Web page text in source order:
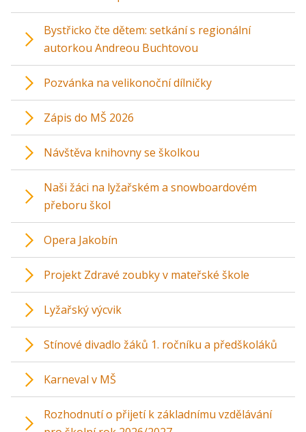
Bystřicko čte dětem: setkání s regionální
autorkou Andreou Buchtovou
Pozvánka na velikonoční dílničky
Zápis do MŠ 2026
Návštěva knihovny se školkou
Naši žáci na lyžařském a snowboardovém
přeboru škol
Opera Jakobín
Projekt Zdravé zoubky v mateřské škole
Lyžařský výcvik
Stínové divadlo žáků 1. ročníku a předškoláků
Karneval v MŠ
Rozhodnutí o přijetí k základnímu vzdělávání